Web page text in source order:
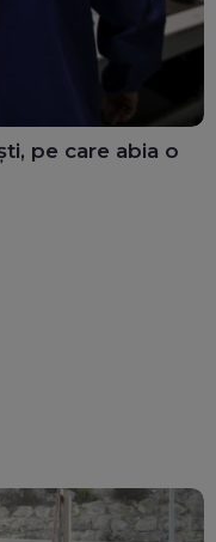
pe care abia o